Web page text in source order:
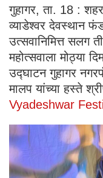
गुहागर, ता. 18 :
व्याडेश्वर देवस्थान
उत्सवानिमित्त सलग
महोत्सवाला मोठ्या
उद्घाटन गुहागर
मालप यांच्या हस्ते
Vyadeshwar